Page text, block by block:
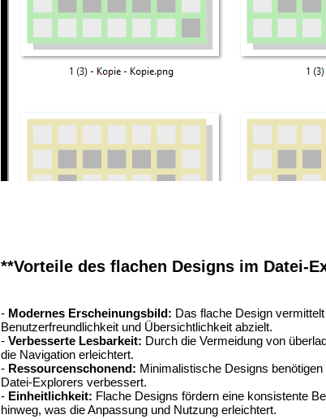
**Vorteile des flachen Designs im Datei-
- Modernes Erscheinungsbild: Das flache Design
Benutzerfreundlichkeit und Übersichtlichkeit abzielt.
- Verbesserte Lesbarkeit: Durch die Vermeidung von
die Navigation erleichtert.
- Ressourcenschonend: Minimalistische Designs
Datei-Explorers verbessert.
- Einheitlichkeit: Flache Designs fördern eine konsistente
hinweg, was die Anpassung und Nutzung erleichtert.